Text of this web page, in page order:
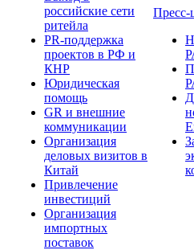
российские сети
ритейла
PR-поддержка
проектов в РФ и
КНР
Юридическая
помощь
GR и внешние
коммуникации
Организация
деловых визитов в
Китай
Привлечение
инвестиций
Организация
импортных
поставок
Пресс-